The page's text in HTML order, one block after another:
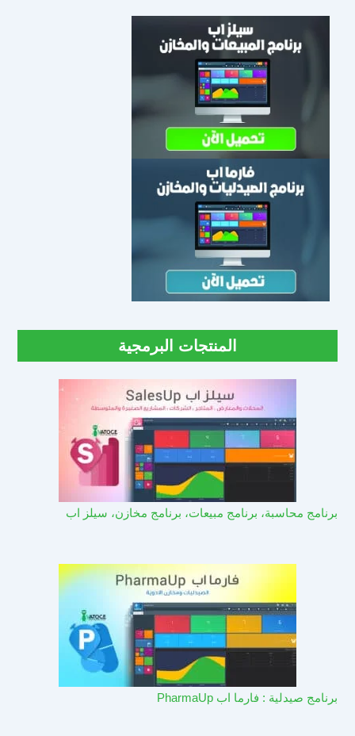
المنتجات البرمجية
برنامج محاسبة، برنامج مبيعات، برنامج مخازن، سيلز اب
برنامج صيدلية : فارما اب PharmaUp​